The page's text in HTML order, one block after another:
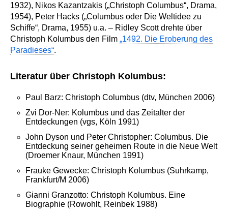
1932), Nikos Kazantzakis („Christoph Columbus“, Drama,
1954), Peter Hacks („Columbus oder Die Weltidee zu
Schiffe“, Drama, 1955) u.a. – Ridley Scott drehte über
Christoph Kolumbus den Film „1492. Die Eroberung des
Paradieses“.
Literatur über Christoph Kolumbus:
Paul Barz: Christoph Columbus (dtv, München 2006)
Zvi Dor-Ner: Kolumbus und das Zeitalter der
Entdeckungen (vgs, Köln 1991)
John Dyson und Peter Christopher: Columbus. Die
Entdeckung seiner geheimen Route in die Neue Welt
(Droemer Knaur, München 1991)
Frauke Gewecke: Christoph Kolumbus (Suhrkamp,
Frankfurt/M 2006)
Gianni Granzotto: Christoph Kolumbus. Eine
Biographie (Rowohlt, Reinbek 1988)